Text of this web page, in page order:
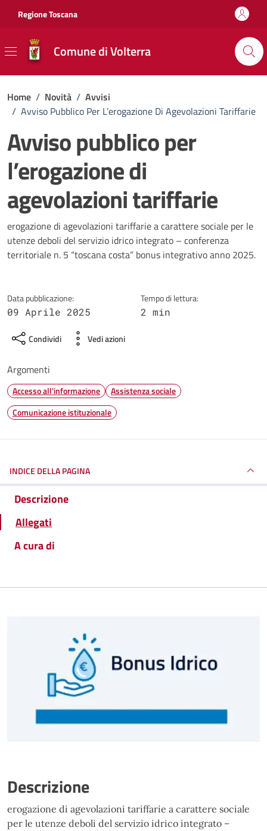
Regione Toscana
Comune di Volterra
Home / Novità / Avvisi
/ Avviso Pubblico Per L’erogazione Di Agevolazioni Tariffarie
Avviso pubblico per
l’erogazione di
agevolazioni tariffarie
Dettagli della notizia
erogazione di agevolazioni tariffarie a carattere sociale per le
utenze deboli del servizio idrico integrato – conferenza
territoriale n. 5 “toscana costa” bonus integrativo anno 2025.
Data pubblicazione:
09 Aprile 2025
Tempo di lettura:
2 min
Condividi Vedi azioni
Argomenti
Accesso all'informazione
Assistenza sociale
Comunicazione istituzionale
INDICE DELLA PAGINA
Descrizione
Allegati
A cura di
Descrizione
erogazione di agevolazioni tariffarie a carattere sociale
per le utenze deboli del servizio idrico integrato –